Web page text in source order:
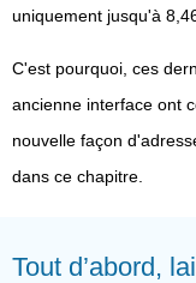
uniquement jusqu'à
C'est pourquoi, ces
ancienne interface ont
nouvelle façon
dans ce chapitre.
Tout d’abord,